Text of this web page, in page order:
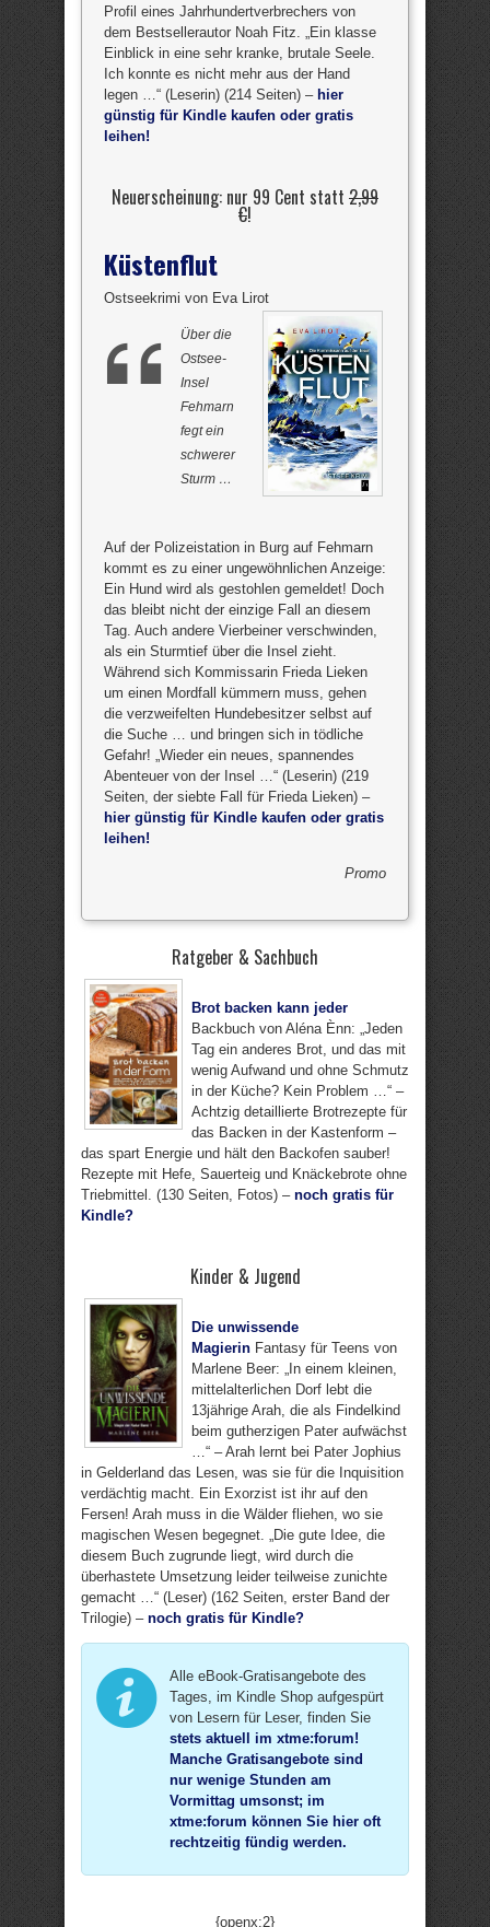
Profil eines Jahrhundertverbrechers von
dem Bestsellerautor Noah Fitz. „Ein klasse
Einblick in eine sehr kranke, brutale Seele.
Ich konnte es nicht mehr aus der Hand
legen …“ (Leserin) (214 Seiten) – hier
günstig für Kindle kaufen oder gratis
leihen!
Neuerscheinung: nur 99 Cent statt 2,99
€!
Küstenflut
Ostseekrimi von Eva Lirot
Über die
Ostsee-
Insel
Fehmarn
fegt ein
schwerer
Sturm …
Auf der Polizeistation in Burg auf Fehmarn
kommt es zu einer ungewöhnlichen Anzeige:
Ein Hund wird als gestohlen gemeldet! Doch
das bleibt nicht der einzige Fall an diesem
Tag. Auch andere Vierbeiner verschwinden,
als ein Sturmtief über die Insel zieht.
Während sich Kommissarin Frieda Lieken
um einen Mordfall kümmern muss, gehen
die verzweifelten Hundebesitzer selbst auf
die Suche … und bringen sich in tödliche
Gefahr! „Wieder ein neues, spannendes
Abenteuer von der Insel …“ (Leserin) (219
Seiten, der siebte Fall für Frieda Lieken) –
hier günstig für Kindle kaufen oder gratis
leihen!
Promo
Ratgeber & Sachbuch
Brot backen kann jeder
Backbuch von Aléna Ènn: „Jeden
Tag ein anderes Brot, und das mit
wenig Aufwand und ohne Schmutz
in der Küche? Kein Problem …“ –
Achtzig detaillierte Brotrezepte für
das Backen in der Kastenform –
das spart Energie und hält den Backofen sauber!
Rezepte mit Hefe, Sauerteig und Knäckebrote ohne
Triebmittel. (130 Seiten, Fotos) – noch gratis für
Kindle?
Kinder & Jugend
Die unwissende
Magierin Fantasy für Teens von
Marlene Beer: „In einem kleinen,
mittelalterlichen Dorf lebt die
13jährige Arah, die als Findelkind
beim gutherzigen Pater aufwächst
…“ – Arah lernt bei Pater Jophius
in Gelderland das Lesen, was sie für die Inquisition
verdächtig macht. Ein Exorzist ist ihr auf den
Fersen! Arah muss in die Wälder fliehen, wo sie
magischen Wesen begegnet. „Die gute Idee, die
diesem Buch zugrunde liegt, wird durch die
überhastete Umsetzung leider teilweise zunichte
gemacht …“ (Leser) (162 Seiten, erster Band der
Trilogie) – noch gratis für Kindle?
Alle eBook-Gratisangebote des
Tages, im Kindle Shop aufgespürt
von Lesern für Leser, finden Sie
stets aktuell im xtme:forum!
Manche Gratisangebote sind
nur wenige Stunden am
Vormittag umsonst; im
xtme:forum können Sie hier oft
rechtzeitig fündig werden.
{openx:2}